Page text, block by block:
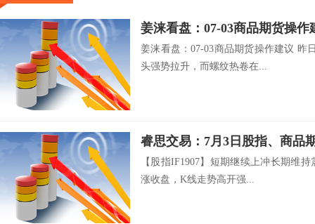
姜涞看盘：07-03商品期货操作
姜涞看盘：07-03商品期货操作建议 昨
头强势拉升，而螺纹热卷在...
睿思交易：7月3日股指、商品
【股指IF1907】短期继续上冲长期维
涨收盘，K线走势高开强...